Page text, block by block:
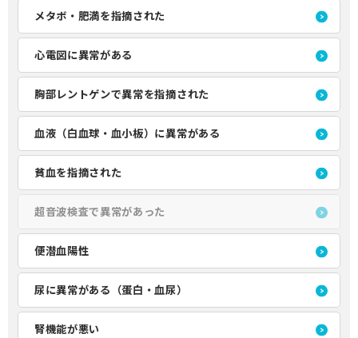
メタボ・肥満を指摘された
心電図に異常がある
胸部レントゲンで異常を指摘された
血液（白血球・血小板）に異常がある
貧血を指摘された
超音波検査で異常があった
便潜血陽性
尿に異常がある（蛋白・血尿）
腎機能が悪い